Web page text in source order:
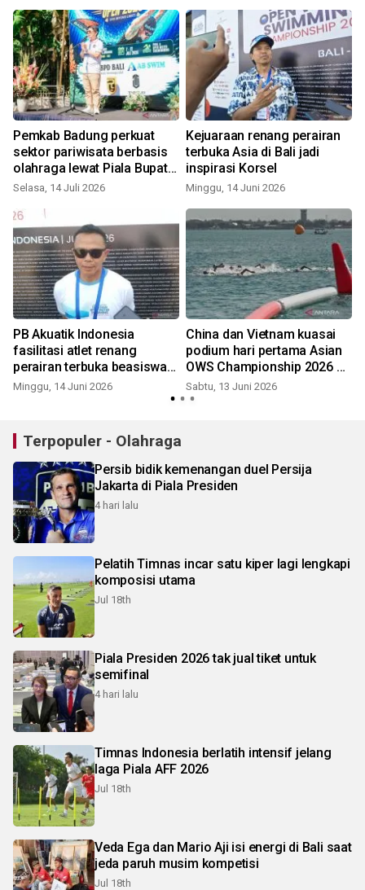
Pemkab Badung perkuat
sektor pariwisata berbasis
olahraga lewat Piala Bupati
Badung
Selasa, 14 Juli 2026
Kejuaraan renang perairan
terbuka Asia di Bali jadi
inspirasi Korsel
Minggu, 14 Juni 2026
PB Akuatik Indonesia
fasilitasi atlet renang
perairan terbuka beasiswa
pelatihan di LN
Minggu, 14 Juni 2026
China dan Vietnam kuasai
podium hari pertama Asian
OWS Championship 2026 di
Bali
Sabtu, 13 Juni 2026
Terpopuler - Olahraga
Persib bidik kemenangan duel Persija
Jakarta di Piala Presiden
4 hari lalu
Pelatih Timnas incar satu kiper lagi lengkapi
komposisi utama
Jul 18th
Piala Presiden 2026 tak jual tiket untuk
semifinal
4 hari lalu
Timnas Indonesia berlatih intensif jelang
laga Piala AFF 2026
Jul 18th
Veda Ega dan Mario Aji isi energi di Bali saat
jeda paruh musim kompetisi
Jul 18th